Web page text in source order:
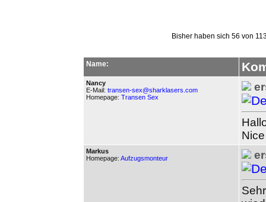
Bisher haben sich 56 von
Name:
Nancy
E-Mail: transen-sex@sharklasers.com
Homepage: Transen Sex
Markus
Homepage: Aufzugsmonteur